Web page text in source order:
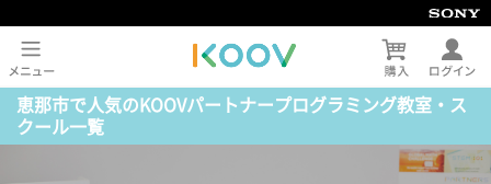
恵那市で人気のKOOVパートナープログラミング教室・ス
クール一覧